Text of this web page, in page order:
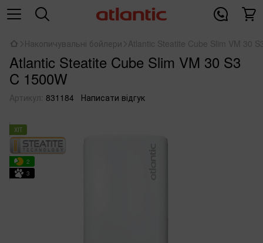
Накопичувальні бойлери Atlantic Steatite Cube Slim VM 30
Atlantic Steatite Cube Slim VM 30 S3
C 1500W
Артикул: 831184 Написати відгук
ХІТ
2
3